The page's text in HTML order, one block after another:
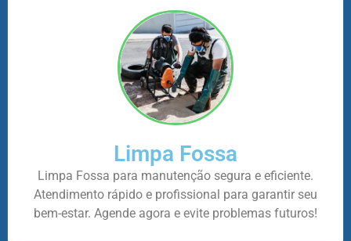
Limpa Fossa
Limpa Fossa para manutenção segura e eficiente.
Atendimento rápido e profissional para garantir seu
bem-estar. Agende agora e evite problemas futuros!